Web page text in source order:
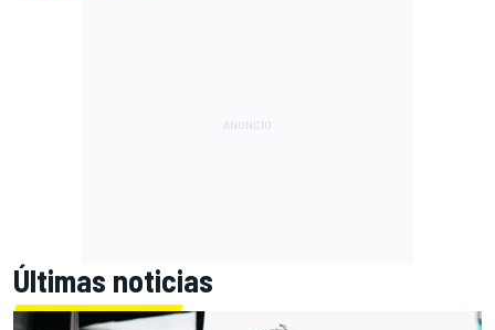
Últimas noticias